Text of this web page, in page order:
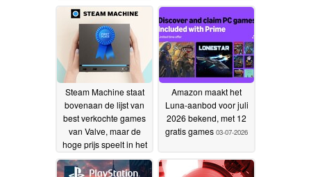
minder dan $2
05-07-
2026
de Steam Machine
kunnen maken03-07-
2026
Steam Machine staat
bovenaan de lijst van
best verkochte games
van Valve, maar de
hoge prijs speelt in het
voordeel van de mini-
pc03-07-2026
Amazon maakt het
Luna-aanbod voor juli
2026 bekend, met 12
gratis games 03-07-2026